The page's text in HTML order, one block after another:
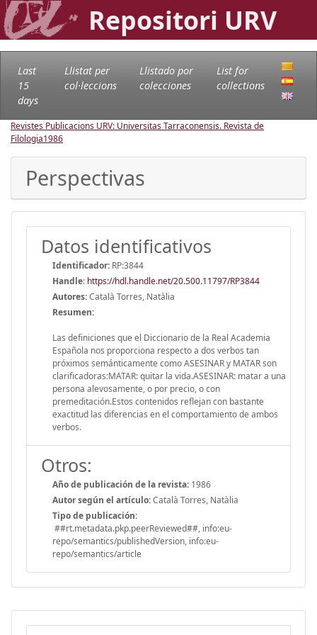
Repositori URV
Last
15
days
Llistat per
col·leccions
Llistado por
colecciones
List for
collections
Revistes Publicacions URV: Universitas Tarraconensis. Revista de
Filologia1986
Perspectivas
Datos identificativos
Identificador: RP:3844
Handle: https://hdl.handle.net/20.500.11797/RP3844
Autores:Català Torres, Natàlia
Resumen:
Las definiciones que el Diccionario de la Real Academia
Española nos proporciona respecto a dos verbos tan
próximos semánticamente como ASESINAR y MATAR son
clarificadoras:MATAR: quitar la vida.ASESINAR: matar a una
persona alevosamente, o por precio, o con
premeditación.Estos contenidos reflejan con bastante
exactitud las diferencias en el comportamiento de ambos
verbos.
Otros:
Año de publicación de la revista: 1986
Autor según el artículo:Català Torres, Natàlia
Tipo de publicación:
##rt.metadata.pkp.peerReviewed##, info:eu-
repo/semantics/publishedVersion, info:eu-
repo/semantics/article